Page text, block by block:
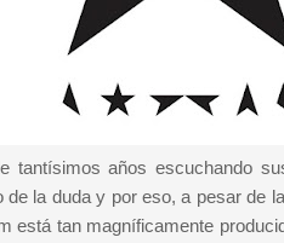
tantísimos años escuchando
la duda y por eso, a pesar de
está tan magníficamente